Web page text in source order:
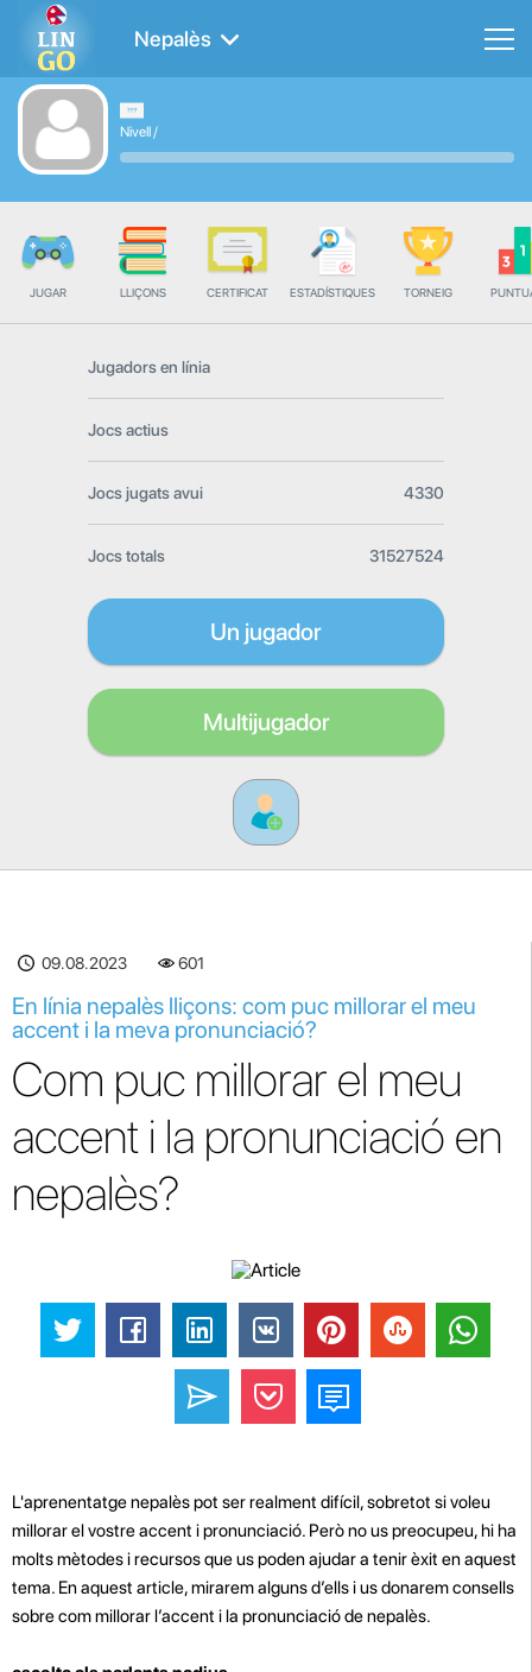
Nepalès
Nivell/
JUGAR LLIÇONS CERTIFICAT ESTADÍSTIQUES TORNEIG
Jugadors en línia
Jocs actius
Jocs jugats avui 4330
Jocs totals 31527524
Un jugador
Multijugador
09.08.2023 601
En línia nepalès lliçons: com puc millorar el meu
accent i la meva pronunciació?
Com puc millorar el meu
accent i la pronunciació en
nepalès?
L'aprenentatge nepalès pot ser realment difícil, sobretot si voleu
millorar el vostre accent i pronunciació. Però no us preocupeu, hi ha
molts mètodes i recursos que us poden ajudar a tenir èxit en aquest
tema. En aquest article, mirarem alguns d’ells i us donarem consells
sobre com millorar l’accent i la pronunciació de nepalès.